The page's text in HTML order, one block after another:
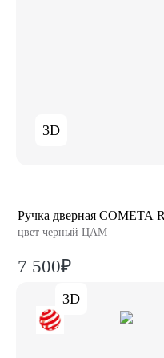
3D
Ручка дверная COMETA
цвет черный ЦАМ
7 500₽
3D